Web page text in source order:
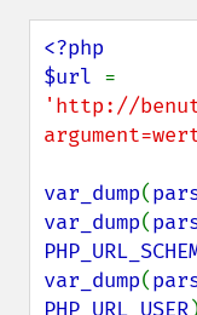
<?php
$url
'http://
var_dump(
var_dump(
var_dump(
PHP_URL_USER